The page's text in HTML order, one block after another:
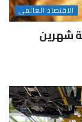
الاقتصاد العالمى
شهرين